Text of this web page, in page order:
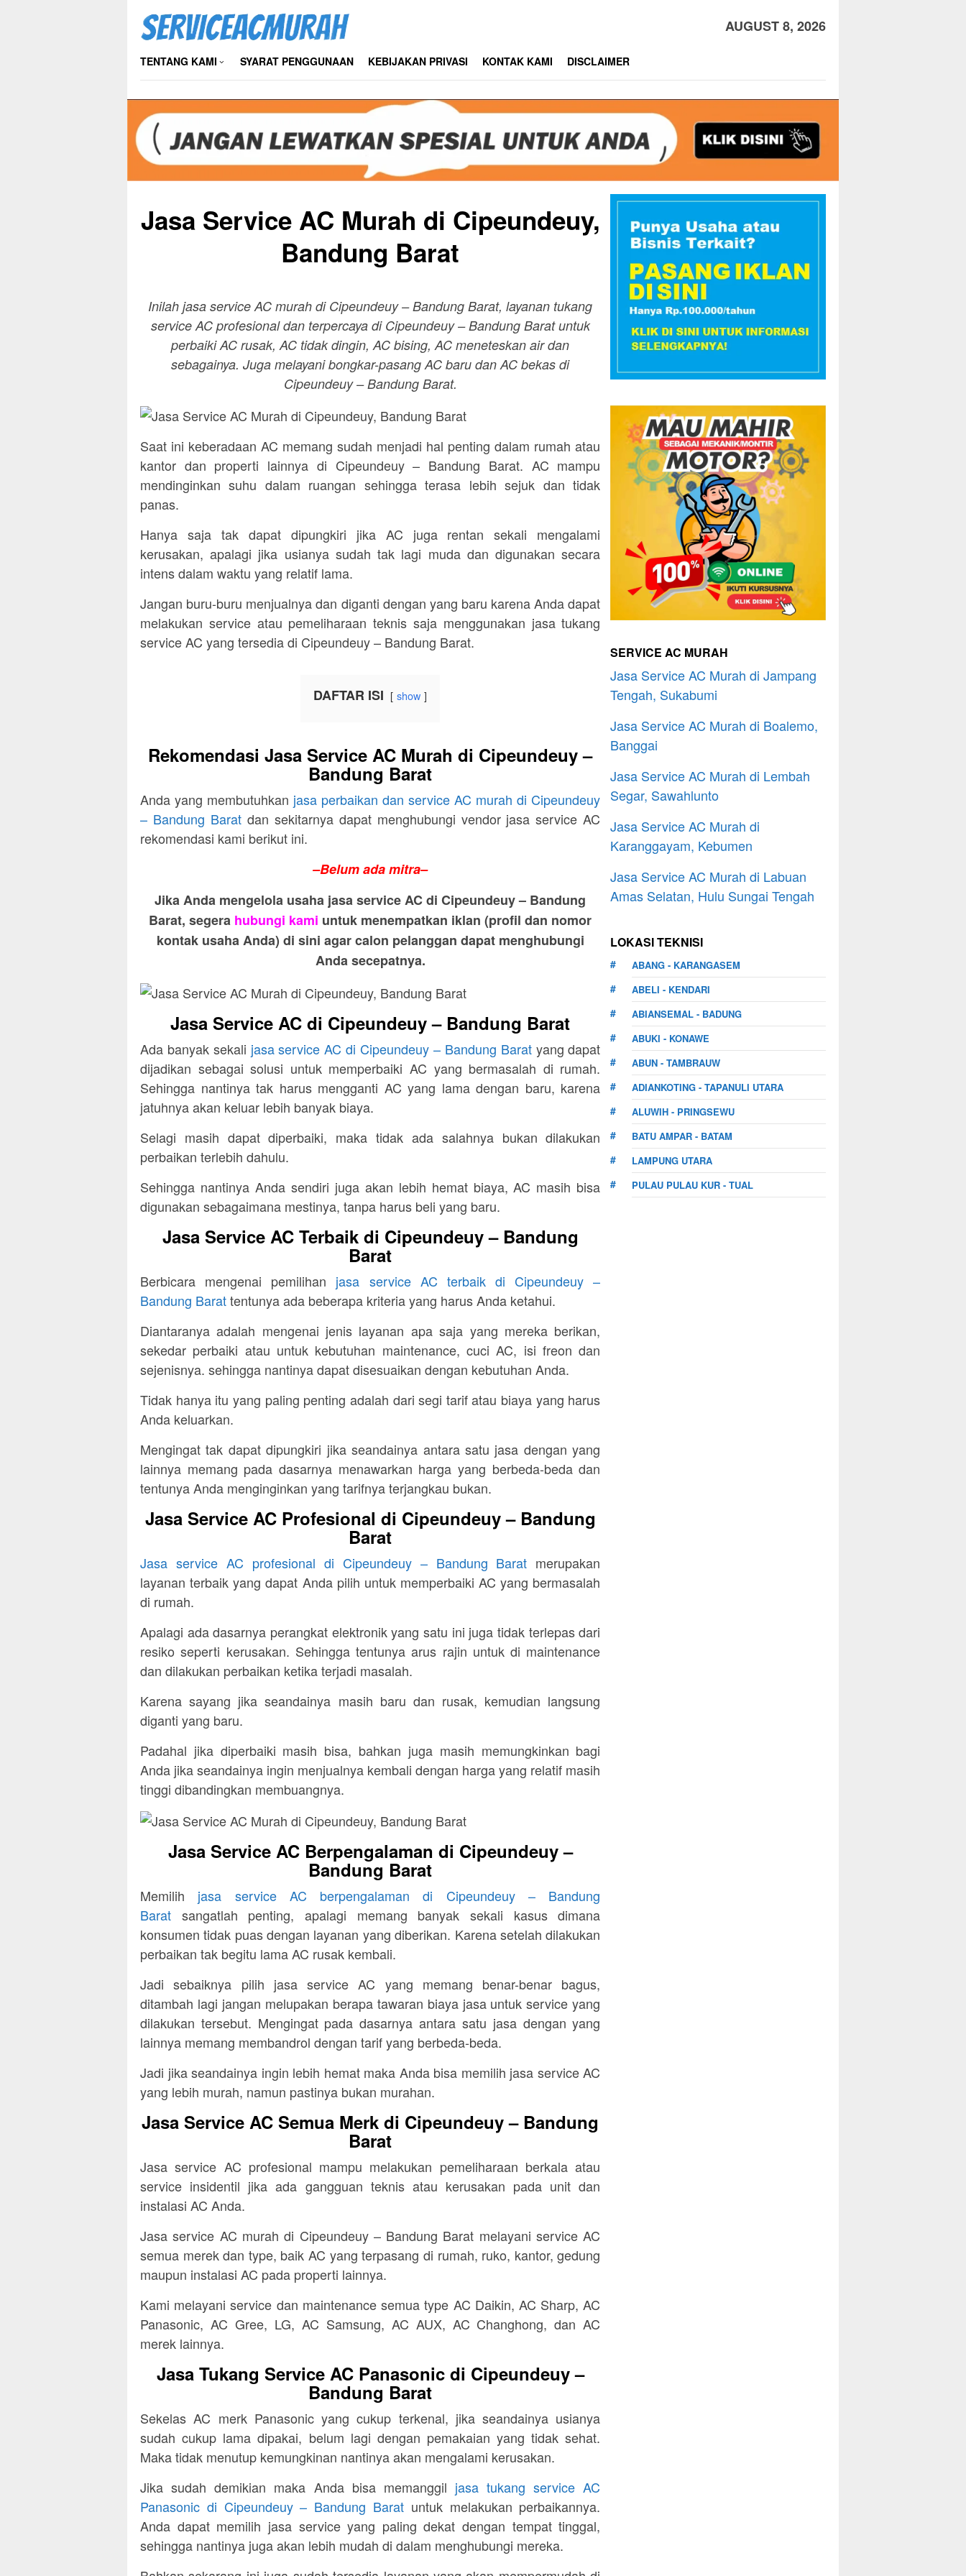
AUGUST 8, 2026
TENTANG KAMI SYARAT PENGGUNAAN KEBIJAKAN PRIVASI KONTAK KAMI DISCLAIMER
Jasa Service AC Murah di Cipeundeuy,
Bandung Barat
Inilah jasa service AC murah di Cipeundeuy – Bandung Barat, layanan tukang
service AC profesional dan terpercaya di Cipeundeuy – Bandung Barat untuk
perbaiki AC rusak, AC tidak dingin, AC bising, AC meneteskan air dan
sebagainya. Juga melayani bongkar-pasang AC baru dan AC bekas di
Cipeundeuy – Bandung Barat.
Saat ini keberadaan AC memang sudah menjadi hal penting dalam rumah atau
kantor dan properti lainnya di Cipeundeuy – Bandung Barat. AC mampu
mendinginkan suhu dalam ruangan sehingga terasa lebih sejuk dan tidak
panas.
Hanya saja tak dapat dipungkiri jika AC juga rentan sekali mengalami
kerusakan, apalagi jika usianya sudah tak lagi muda dan digunakan secara
intens dalam waktu yang relatif lama.
Jangan buru-buru menjualnya dan diganti dengan yang baru karena Anda dapat
melakukan service atau pemeliharaan teknis saja menggunakan jasa tukang
service AC yang tersedia di Cipeundeuy – Bandung Barat.
DAFTAR ISI show
Rekomendasi Jasa Service AC Murah di Cipeundeuy –
Bandung Barat
Anda yang membutuhkan jasa perbaikan dan service AC murah di Cipeundeuy
– Bandung Baratdan sekitarnya dapat menghubungi vendor jasa service AC
rekomendasi kami berikut ini.
–Belum ada mitra–
Jika Anda mengelola usaha jasa service AC di Cipeundeuy – Bandung
Barat, segera hubungi kami untuk menempatkan iklan (profil dan nomor
kontak usaha Anda) di sini agar calon pelanggan dapat menghubungi
Anda secepatnya.
Jasa Service AC di Cipeundeuy – Bandung Barat
Ada banyak sekali jasa service AC di Cipeundeuy – Bandung Baratyang dapat
dijadikan sebagai solusi untuk memperbaiki AC yang bermasalah di rumah.
Sehingga nantinya tak harus mengganti AC yang lama dengan baru, karena
jatuhnya akan keluar lebih banyak biaya.
Selagi masih dapat diperbaiki, maka tidak ada salahnya bukan dilakukan
perbaikan terlebih dahulu.
Sehingga nantinya Anda sendiri juga akan lebih hemat biaya, AC masih bisa
digunakan sebagaimana mestinya, tanpa harus beli yang baru.
Jasa Service AC Terbaik di Cipeundeuy – Bandung
Barat
Berbicara mengenai pemilihan jasa service AC terbaik di Cipeundeuy –
Bandung Barattentunya ada beberapa kriteria yang harus Anda ketahui.
Diantaranya adalah mengenai jenis layanan apa saja yang mereka berikan,
sekedar perbaiki atau untuk kebutuhan maintenance, cuci AC, isi freon dan
sejenisnya. sehingga nantinya dapat disesuaikan dengan kebutuhan Anda.
Tidak hanya itu yang paling penting adalah dari segi tarif atau biaya yang harus
Anda keluarkan.
Mengingat tak dapat dipungkiri jika seandainya antara satu jasa dengan yang
lainnya memang pada dasarnya menawarkan harga yang berbeda-beda dan
tentunya Anda menginginkan yang tarifnya terjangkau bukan.
Jasa Service AC Profesional di Cipeundeuy – Bandung
Barat
Jasa service AC profesional di Cipeundeuy – Bandung Barat merupakan
layanan terbaik yang dapat Anda pilih untuk memperbaiki AC yang bermasalah
di rumah.
Apalagi ada dasarnya perangkat elektronik yang satu ini juga tidak terlepas dari
resiko seperti kerusakan. Sehingga tentunya arus rajin untuk di maintenance
dan dilakukan perbaikan ketika terjadi masalah.
Karena sayang jika seandainya masih baru dan rusak, kemudian langsung
diganti yang baru.
Padahal jika diperbaiki masih bisa, bahkan juga masih memungkinkan bagi
Anda jika seandainya ingin menjualnya kembali dengan harga yang relatif masih
tinggi dibandingkan membuangnya.
Jasa Service AC Berpengalaman di Cipeundeuy –
Bandung Barat
Memilih jasa service AC berpengalaman di Cipeundeuy – Bandung
Barat sangatlah penting, apalagi memang banyak sekali kasus dimana
konsumen tidak puas dengan layanan yang diberikan. Karena setelah dilakukan
perbaikan tak begitu lama AC rusak kembali.
Jadi sebaiknya pilih jasa service AC yang memang benar-benar bagus,
ditambah lagi jangan melupakan berapa tawaran biaya jasa untuk service yang
dilakukan tersebut. Mengingat pada dasarnya antara satu jasa dengan yang
lainnya memang membandrol dengan tarif yang berbeda-beda.
Jadi jika seandainya ingin lebih hemat maka Anda bisa memilih jasa service AC
yang lebih murah, namun pastinya bukan murahan.
Jasa Service AC Semua Merk di Cipeundeuy – Bandung
Barat
Jasa service AC profesional mampu melakukan pemeliharaan berkala atau
service insidentil jika ada gangguan teknis atau kerusakan pada unit dan
instalasi AC Anda.
Jasa service AC murah di Cipeundeuy – Bandung Barat melayani service AC
semua merek dan type, baik AC yang terpasang di rumah, ruko, kantor, gedung
maupun instalasi AC pada properti lainnya.
Kami melayani service dan maintenance semua type AC Daikin, AC Sharp, AC
Panasonic, AC Gree, LG, AC Samsung, AC AUX, AC Changhong, dan AC
merek lainnya.
Jasa Tukang Service AC Panasonic di Cipeundeuy –
Bandung Barat
Sekelas AC merk Panasonic yang cukup terkenal, jika seandainya usianya
sudah cukup lama dipakai, belum lagi dengan pemakaian yang tidak sehat.
Maka tidak menutup kemungkinan nantinya akan mengalami kerusakan.
Jika sudah demikian maka Anda bisa memanggil jasa tukang service AC
Panasonic di Cipeundeuy – Bandung Baratuntuk melakukan perbaikannya.
Anda dapat memilih jasa service yang paling dekat dengan tempat tinggal,
sehingga nantinya juga akan lebih mudah di dalam menghubungi mereka.
SERVICE AC MURAH
Jasa Service AC Murah di Jampang
Tengah, Sukabumi
Jasa Service AC Murah di Boalemo,
Banggai
Jasa Service AC Murah di Lembah
Segar, Sawahlunto
Jasa Service AC Murah di
Karanggayam, Kebumen
Jasa Service AC Murah di Labuan
Amas Selatan, Hulu Sungai Tengah
LOKASI TEKNISI
ABANG - KARANGASEM
ABELI - KENDARI
ABIANSEMAL - BADUNG
ABUKI - KONAWE
ABUN - TAMBRAUW
ADIANKOTING - TAPANULI UTARA
ALUWIH - PRINGSEWU
BATU AMPAR - BATAM
LAMPUNG UTARA
PULAU PULAU KUR - TUAL